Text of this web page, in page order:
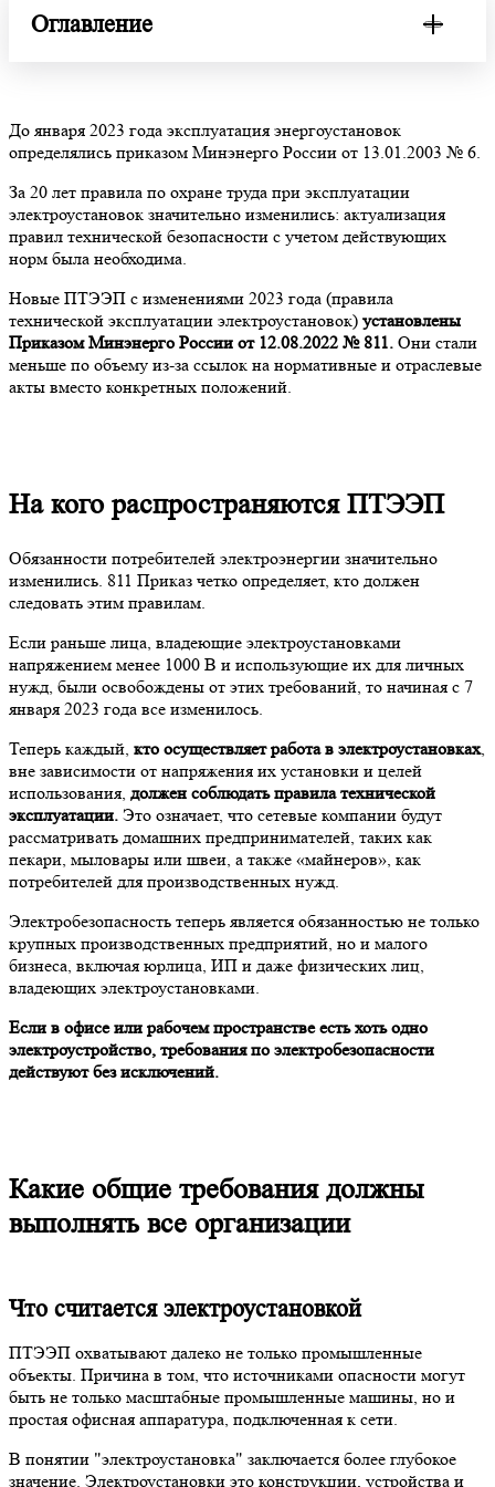
До января 2023 года эксплуатация энергоустановок
определялись приказом Минэнерго России от 13.01.2003 № 6.
За 20 лет правила по охране труда при эксплуатации
электроустановок значительно изменились: актуализация
правил технической безопасности с учетом действующих
норм была необходима.
Новые ПТЭЭП с изменениями 2023 года (правила
технической эксплуатации электроустановок) установлены
Приказом Минэнерго России от 12.08.2022 № 811. Они стали
меньше по объему из-за ссылок на нормативные и отраслевые
акты вместо конкретных положений.
На кого распространяются ПТЭЭП
Обязанности потребителей электроэнергии значительно
изменились. 811 Приказ четко определяет, кто должен
следовать этим правилам.
Если раньше лица, владеющие электроустановками
напряжением менее 1000 В и использующие их для личных
нужд, были освобождены от этих требований, то начиная с 7
января 2023 года все изменилось.
Теперь каждый, кто осуществляет работа в электроустановках,
вне зависимости от напряжения их установки и целей
использования, должен соблюдать правила технической
эксплуатации. Это означает, что сетевые компании будут
рассматривать домашних предпринимателей, таких как
пекари, мыловары или швеи, а также «майнеров», как
потребителей для производственных нужд.
Электробезопасность теперь является обязанностью не только
крупных производственных предприятий, но и малого
бизнеса, включая юрлица, ИП и даже физических лиц,
владеющих электроустановками.
Если в офисе или рабочем пространстве есть хоть одно
электроустройство, требования по электробезопасности
действуют без исключений.
Какие общие требования должны
выполнять все организации
Что считается электроустановкой
ПТЭЭП охватывают далеко не только промышленные
объекты. Причина в том, что источниками опасности могут
быть не только масштабные промышленные машины, но и
простая офисная аппаратура, подключенная к сети.
В понятии "электроустановка" заключается более глубокое
значение. Электроустановки это конструкции, устройства и
Оглавление
Какие общие требования должны выполнять все
организации
Работа с персоналом
Как организовать обучение сотрудников по
электробезопасности